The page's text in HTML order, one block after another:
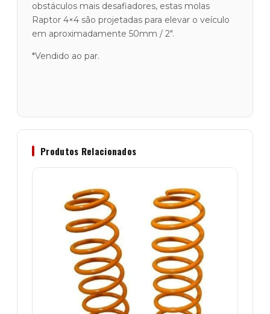
obstáculos mais desafiadores, estas molas
Raptor 4×4 são projetadas para elevar o veículo
em aproximadamente 50mm / 2″.
*Vendido ao par.
Produtos Relacionados